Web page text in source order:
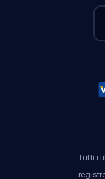
Tutti i